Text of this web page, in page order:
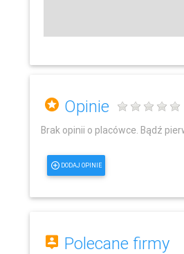
Opinie
Brak opinii o placówce. Bądź
DODAJ OPINIE
Polecane firmy